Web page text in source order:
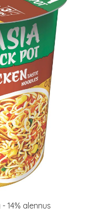
14% alennus